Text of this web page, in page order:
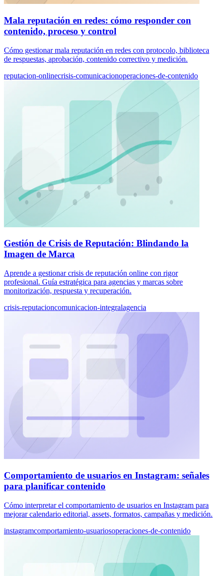
Mala reputación en redes: cómo responder con
contenido, proceso y control
Cómo gestionar mala reputación en redes con protocolo, biblioteca
de respuestas, aprobación, contenido correctivo y medición.
reputacion-onlinecrisis-comunicacionoperaciones-de-contenido
Gestión de Crisis de Reputación: Blindando la
Imagen de Marca
Aprende a gestionar crisis de reputación online con rigor
profesional. Guía estratégica para agencias y marcas sobre
monitorización, respuesta y recuperación.
crisis-reputacioncomunicacion-integralagencia
Comportamiento de usuarios en Instagram: señales
para planificar contenido
Cómo interpretar el comportamiento de usuarios en Instagram para
mejorar calendario editorial, assets, formatos, campañas y medición.
instagramcomportamiento-usuariosoperaciones-de-contenido